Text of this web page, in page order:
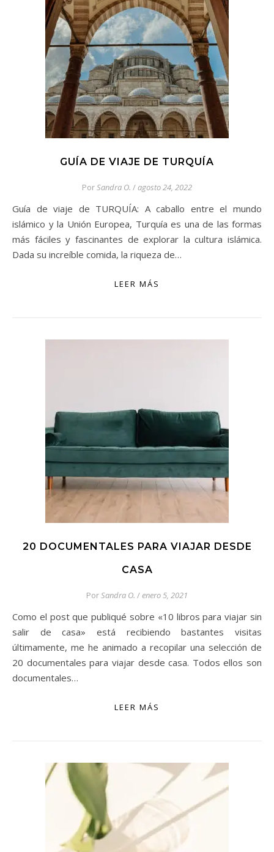
GUÍA DE VIAJE DE TURQUÍA
PorSandra O. /agosto 24, 2022
Guía de viaje de TURQUÍA: A caballo entre el mundo
islámico y la Unión Europea, Turquía es una de las formas
más fáciles y fascinantes de explorar la cultura islámica.
Dada su increíble comida, la riqueza de…
LEER MÁS
20 DOCUMENTALES PARA VIAJAR DESDE
CASA
PorSandra O. /enero 5, 2021
Como el post que publiqué sobre «10 libros para viajar sin
salir de casa» está recibiendo bastantes visitas
últimamente, me he animado a recopilar una selección de
20 documentales para viajar desde casa. Todos ellos son
documentales…
LEER MÁS